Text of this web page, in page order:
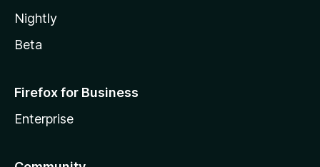
Nightly
Beta
Firefox for Business
Enterprise